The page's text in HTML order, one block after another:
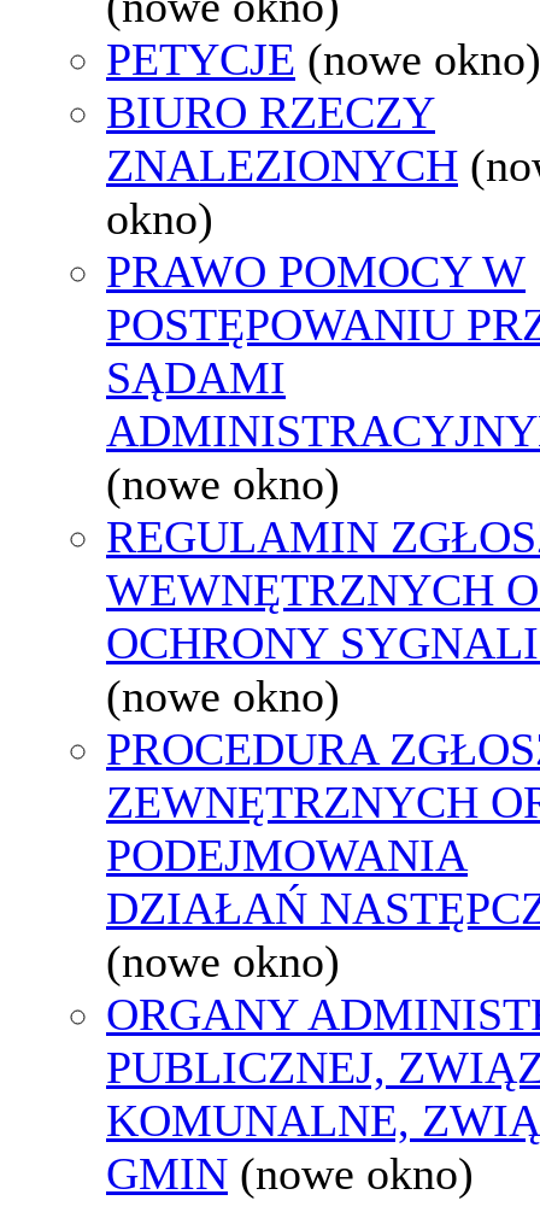
PETYCJE (nowe okno)
BIURO RZECZY
ZNALEZIONYCH
okno)
PRAWO POMOCY W
POSTĘPOWANIU
SĄDAMI
(nowe okno)
REGULAMIN
WEWNĘTRZNYCH
OCHRONY
(nowe okno)
PROCEDURA
ZEWNĘTRZNYCH
PODEJMOWANIA
DZIAŁAŃ
(nowe okno)
ORGANY
PUBLICZNEJ,
KOMUNALNE,
GMIN (nowe okno)